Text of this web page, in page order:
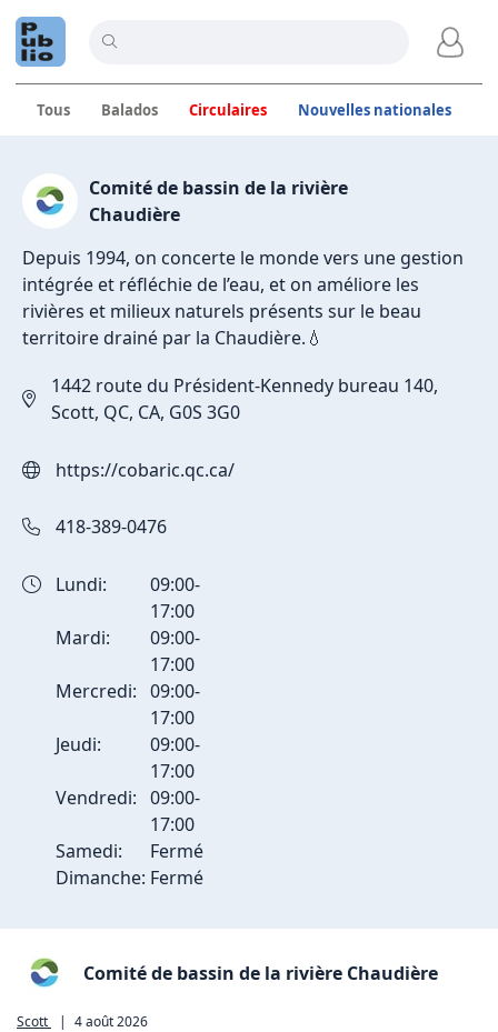
Tous Balados Circulaires Nouvelles nationales
Publications de Comité de
Comité de bassin de la rivière
Chaudière
Depuis 1994, on concerte le monde vers une gestion
intégrée et réfléchie de l’eau, et on améliore les
rivières et milieux naturels présents sur le beau
territoire drainé par la Chaudière.💧
1442 route du Président-Kennedy bureau 140,
Scott, QC, CA, G0S 3G0
https://cobaric.qc.ca/
418-389-0476
Lundi:
09:00-
17:00
Mardi:
09:00-
17:00
Mercredi: 09:00-
17:00
Jeudi:
09:00-
17:00
Vendredi: 09:00-
17:00
Samedi:
Fermé
Dimanche: Fermé
Comité de bassin de la rivière Chaudière
Scott | 4 août 2026